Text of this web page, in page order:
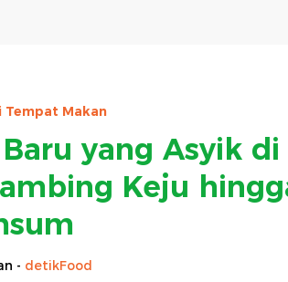
Tempat Makan
yang Asyik di
Keju
- detikFood